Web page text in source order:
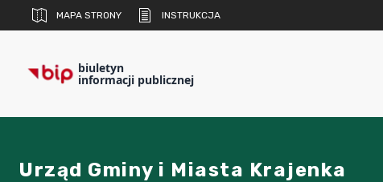
MAPA STRONY INSTRUKCJA
biuletyn
informacji publicznej
Urząd Gminy i Miasta Krajenka